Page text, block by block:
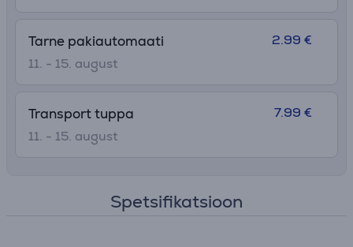
Tarne pakiautomaati
11. - 15. august
2.99 €
Transport tuppa
11. - 15. august
7.99 €
Spetsifikatsioon